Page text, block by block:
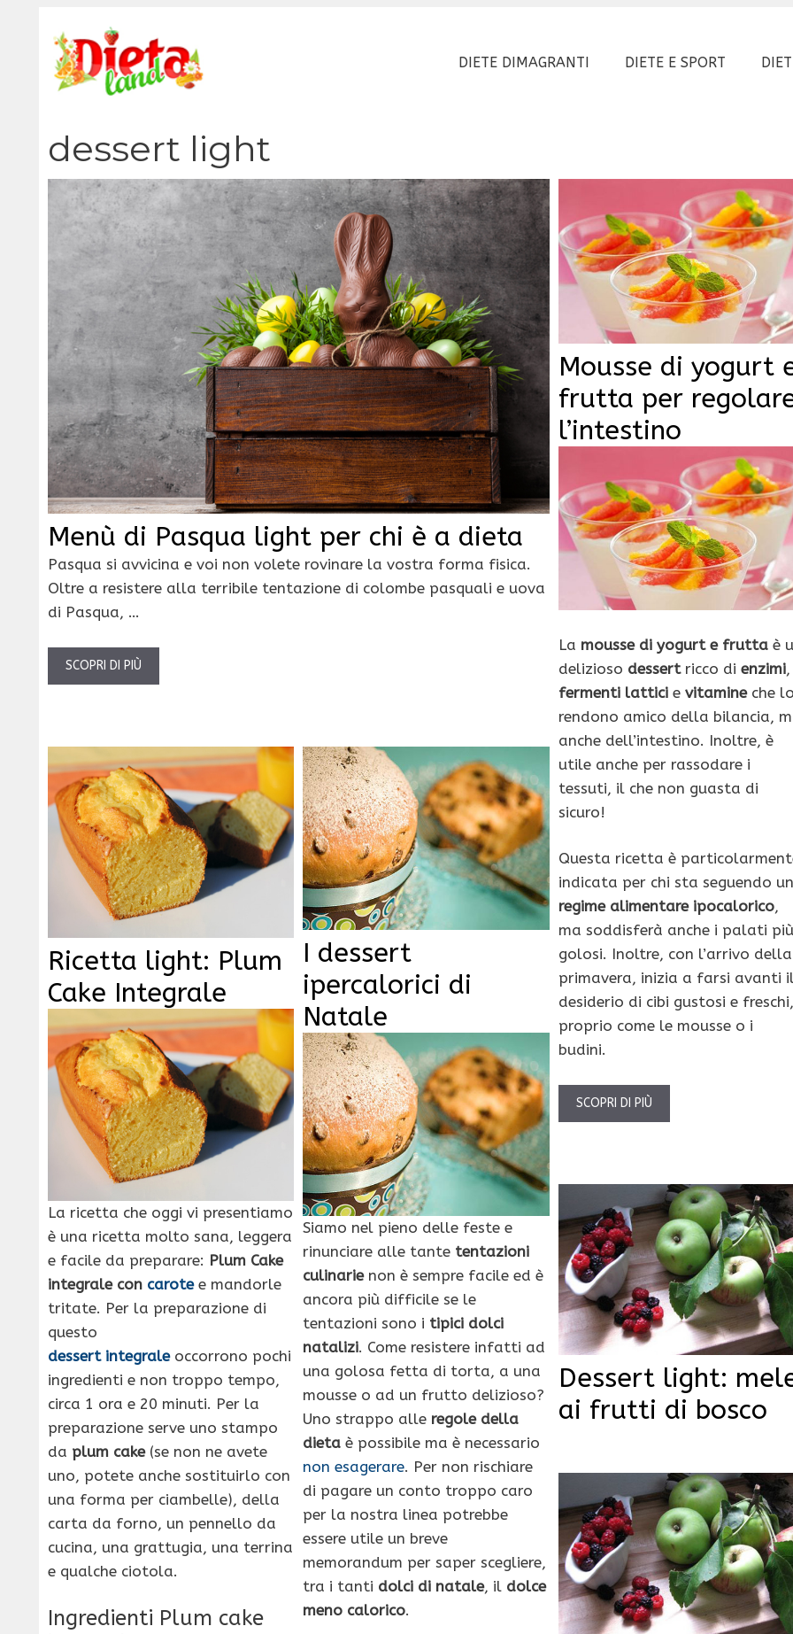
contenuto
DIETE DIMAGRANTI DIETE E SPORT
dessert light
Menù di Pasqua light per chi è a dieta
Pasqua si avvicina e voi non volete rovinare la vostra forma fisica.
Oltre a resistere alla terribile tentazione di colombe pasquali e uova
di Pasqua, …
SCOPRI DI PIÙ
Mousse di yogurt
frutta per
l’intestino
La mousse di yogurt e fruttaè
delizioso dessertricco di enzimi,
fermenti latticie vitamine che
rendono amico della bilancia,
anche dell’intestino. Inoltre, è
utile anche per rassodare i
tessuti, il che non guasta di
sicuro!
Questa ricetta è
indicata per chi sta seguendo un
regime alimentare ipocalorico,
ma soddisferà anche i palati più
golosi. Inoltre, con l’arrivo della
primavera, inizia a farsi avanti
desiderio di cibi gustosi e freschi,
proprio come le mousse o i
budini.
SCOPRI DI PIÙ
Ricetta light: Plum
Cake Integrale
La ricetta che oggi vi presentiamo
è una ricetta molto sana, leggera
e facile da preparare: Plum Cake
integrale con carotee mandorle
tritate. Per la preparazione di
questo
dessert integraleoccorrono pochi
ingredienti e non troppo tempo,
circa 1 ora e 20 minuti. Per la
preparazione serve uno stampo
da plum cake(se non ne avete
uno, potete anche sostituirlo con
una forma per ciambelle), della
carta da forno, un pennello da
cucina, una grattugia, una terrina
e qualche ciotola.
Ingredienti Plum cake
I dessert
ipercalorici di
Natale
Siamo nel pieno delle feste e
rinunciare alle tante tentazioni
culinarienon è sempre facile ed è
ancora più difficile se le
tentazioni sono i tipici dolci
natalizi. Come resistere infatti ad
una golosa fetta di torta, a una
mousse o ad un frutto delizioso?
Uno strappo alle regole della
dieta è possibile ma è necessario
non esagerare. Per non rischiare
di pagare un conto troppo caro
per la nostra linea potrebbe
essere utile un breve
memorandum per saper scegliere,
tra i tanti dolci di natale, il dolce
meno calorico.
Dessert light:
ai frutti di bosco